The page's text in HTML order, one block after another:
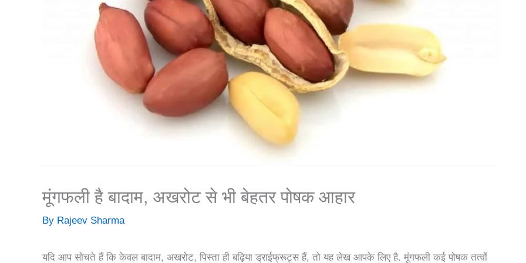
मूंगफली है बादाम, अखरोट से भी बेहतर पोषक आहार
By Rajeev Sharma
यदि आप सोचते हैं कि केवल बादाम, अखरोट, पिस्ता ही बढ़िया ड्राईफ्रूट्स हैं, तो यह लेख आपके लिए है. मूंगफली कई पोषक तत्वों